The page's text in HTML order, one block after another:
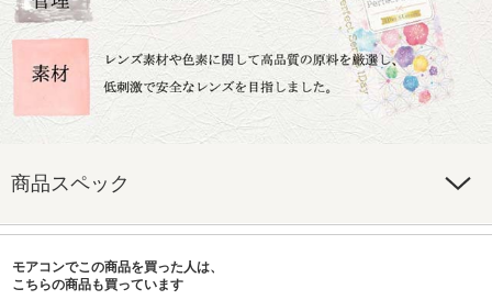
商品スペック
モアコンでこの商品を買った人は、
こちらの商品も買っています